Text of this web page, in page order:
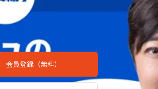
会員登録（無料）